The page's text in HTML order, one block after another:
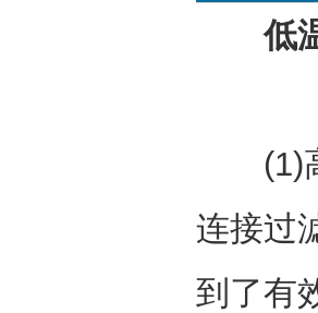
低
(1)高
连接过
到了有